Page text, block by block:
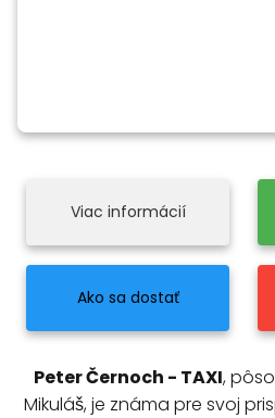
Viac informácií
Ako sa dostať
Peter Černoch - TAXI,
Mikuláš, je známa pre svoj